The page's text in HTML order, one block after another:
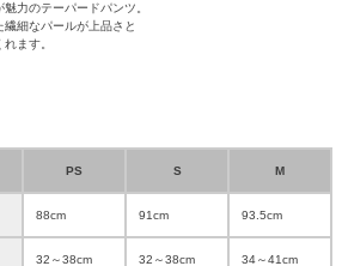
力のテーパードパンツ。
細なパールが上品さと
ます。
PS S M
88cm 91cm 93.5cm
32～38cm 32～38cm 34～41cm